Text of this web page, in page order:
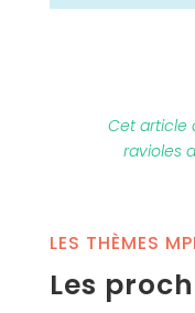
Cet article
ravioles
LES THÈMES
Les